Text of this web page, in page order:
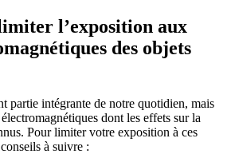
l’exposition aux
des objets
partie intégrante de notre quotidien, mais
dont les effets sur la
Pour limiter votre exposition à ces
à suivre :